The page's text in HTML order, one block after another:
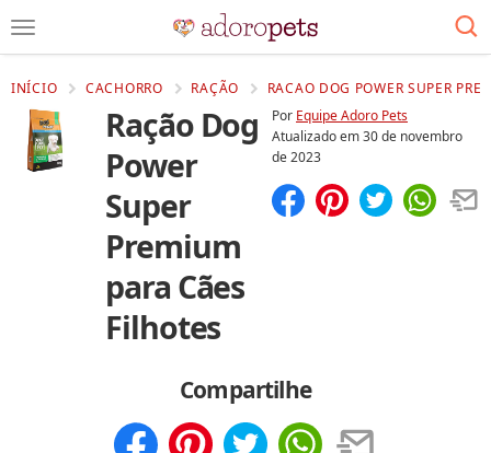
INÍCIO CACHORRO RAÇÃO RACAO DOG POWER SUPER
Ração Dog
Power
Super
Premium
para Cães
Filhotes
Por Equipe Adoro Pets
Atualizado em30 de novembro
de 2023
Compartilhe